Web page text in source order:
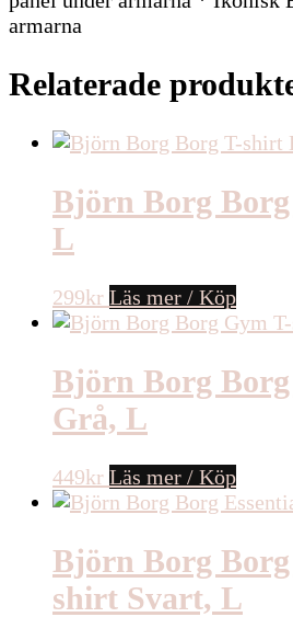
armarna
Relaterade
Björn Borg
L
299kr Läs mer / Köp
Björn Borg
Grå, L
449kr Läs mer / Köp
Björn Borg Borg
shirt Svart, L